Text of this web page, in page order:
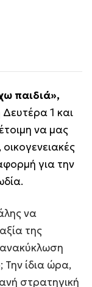
παιδιά»,
Δευτέρα 1 και
να μας
για την
να
της
ανακύκλωση
Την ίδια ώρα,
στρατηγική